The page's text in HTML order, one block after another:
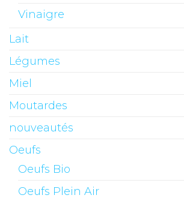
Vinaigre
Lait
Légumes
Miel
Moutardes
nouveautés
Oeufs
Oeufs Bio
Oeufs Plein Air